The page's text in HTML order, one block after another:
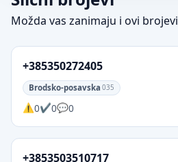
Možda vas zanimaju i ovi brojevi
+385350272405
Brodsko-posavska 035
0 0 0
+3853503510717